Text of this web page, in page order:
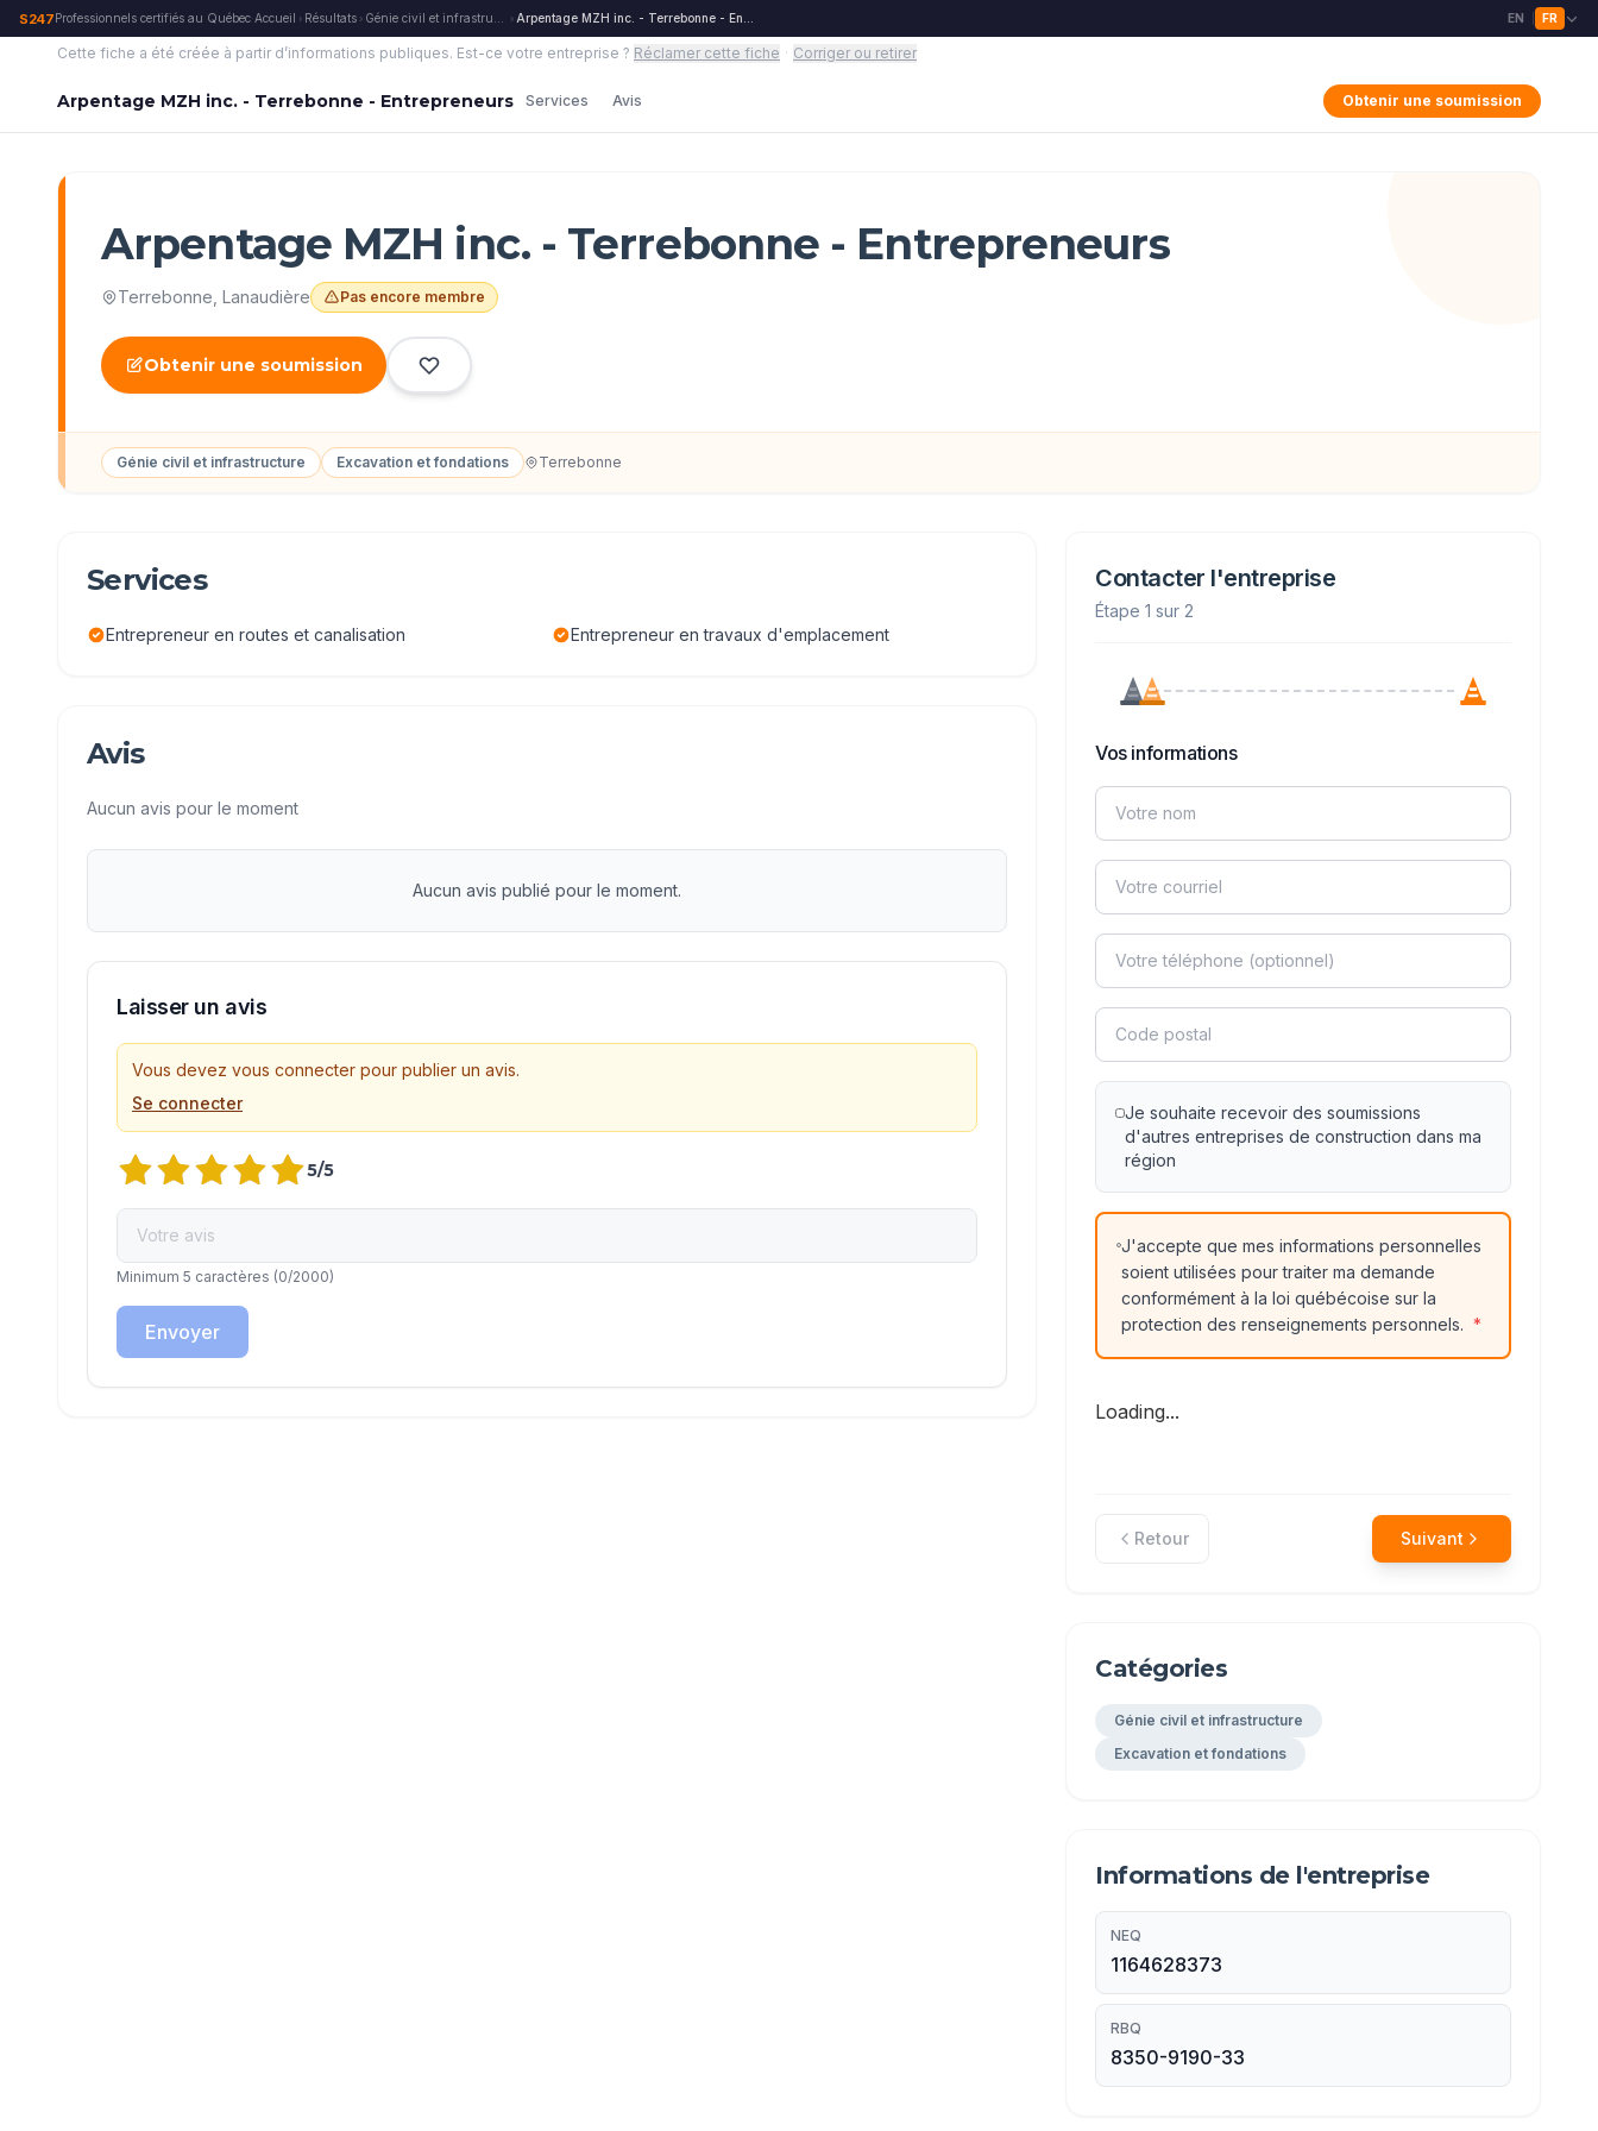
S247Professionnels certifiés au Québec·Accueil › Résultats › Génie civil et infrastructure
› Arpentage MZH inc. - Terrebonne - Entrepreneurs EN FR
Cette fiche a été créée à partir d’informations publiques. Est-ce votre entreprise ? Réclamer cette fiche · Corriger ou retirer
Arpentage MZH inc. - Terrebonne - Entrepreneurs Services Avis Obtenir une soumission
Arpentage MZH inc. - Terrebonne - Entrepreneurs
Terrebonne Lanaudière Pas encore membre
Obtenir une soumission
Génie civil et infrastructure Excavation et fondations Terrebonne
Services
Entrepreneur en routes et canalisation Entrepreneur en travaux d'emplacement
Avis
Aucun avis pour le moment
Aucun avis publié pour le moment.
Laisser un avis
Vous devez vous connecter pour publier un avis.
Se connecter
5/5
Minimum 5 caractères (0/2000)
Envoyer
Contacter l'entreprise
Étape 1 sur 2
Vos informations
Je souhaite recevoir des soumissions
d'autres entreprises de construction dans ma
région
J'accepte que mes informations personnelles
soient utilisées pour traiter ma demande
conformément à la loi québécoise sur la
protection des renseignements personnels. *
Loading...
Retour Suivant
Catégories
Génie civil et infrastructure
Excavation et fondations
Informations de l'entreprise
NEQ
1164628373
RBQ
8350-9190-33